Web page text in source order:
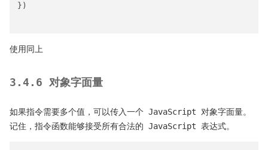
})
使用同上
3.4.6 对象字面量
如果指令需要多个值，可以传入一个 JavaScript 对象字面量。
记住，指令函数能够接受所有合法的 JavaScript 表达式。